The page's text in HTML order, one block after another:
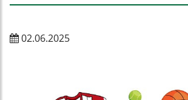
02.06.2025